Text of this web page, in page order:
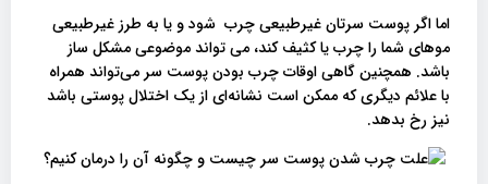
اما اگر پوست سرتان غیرطبیعی چرب شود و یا به طرز غیرطبیعی
موهای شما را چرب یا کثیف کند، می تواند موضوعی مشکل ساز
باشد. همچنین گاهی اوقات چرب بودن پوست سر می‌تواند همراه
با علائم دیگری که ممکن است نشانه‌ای از یک اختلال پوستی باشد
نیز رخ بدهد.